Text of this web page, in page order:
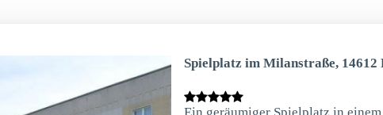
Spielplatz im Milanstraße, 14612